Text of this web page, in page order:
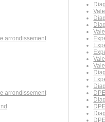
arrondissement
arrondissement